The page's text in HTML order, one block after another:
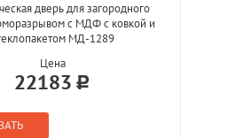
дверь для загородного
с МДФ с ковкой и
МД-1289
Цена
22183